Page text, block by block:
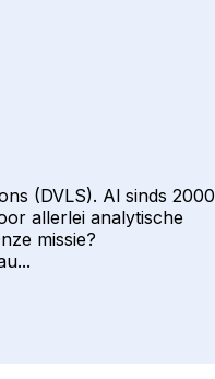
(DVLS). Al sinds 2000
allerlei analytische
missie?